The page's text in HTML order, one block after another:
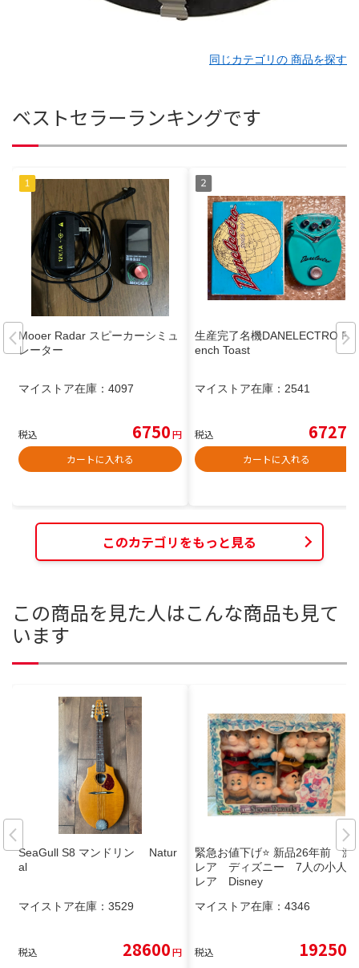
同じカテゴリの 商品を探す
ベストセラーランキングです
Mooer Radar スピーカーシミュ
レーター
マイストア在庫： 4097
税込 6750円
カートに入れる
生産完了名機DANELECTRO Fr
ench Toast
マイストア在庫： 2541
税込 6727
カートに入れる
このカテゴリをもっと見る
この商品を見た人はこんな商品も見て
います
SeaGull S8 マンドリン Natur
al
マイストア在庫： 3529
税込 28600円
緊急お値下げ⭐️ 新品26年前 激
レア ディズニー 7人の小人
レア Disney
マイストア在庫： 4346
税込 19250